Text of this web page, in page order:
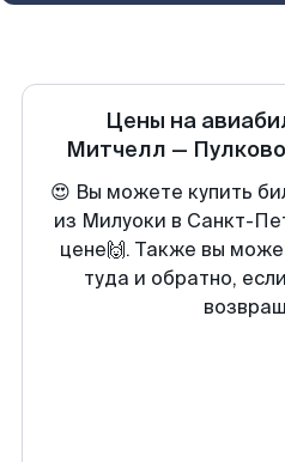
Цены на
Митчелл — Пулково
😍 Вы можете купить
из Милуоки в Санкт-
цене🙌. Также вы
туда и обратно,